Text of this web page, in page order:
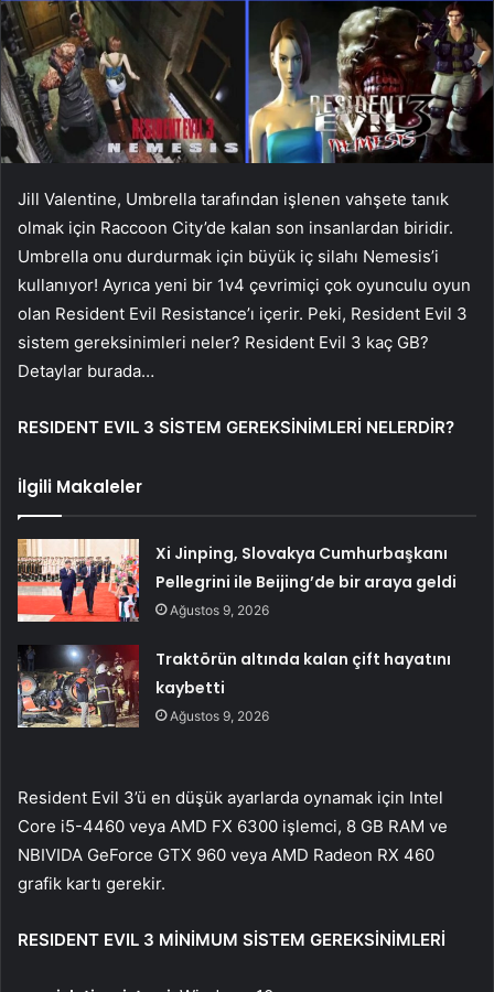
Jill Valentine, Umbrella tarafından işlenen vahşete tanık
olmak için Raccoon City’de kalan son insanlardan biridir.
Umbrella onu durdurmak için büyük iç silahı Nemesis’i
kullanıyor! Ayrıca yeni bir 1v4 çevrimiçi çok oyunculu oyun
olan Resident Evil Resistance’ı içerir. Peki, Resident Evil 3
sistem gereksinimleri neler? Resident Evil 3 kaç GB?
Detaylar burada…
RESIDENT EVIL 3 SİSTEM GEREKSİNİMLERİ NELERDİR?
İlgili Makaleler
Xi Jinping, Slovakya Cumhurbaşkanı
Pellegrini ile Beijing’de bir araya geldi
Ağustos 9, 2026
Traktörün altında kalan çift hayatını
kaybetti
Ağustos 9, 2026
Resident Evil 3’ü en düşük ayarlarda oynamak için Intel
Core i5-4460 veya AMD FX 6300 işlemci, 8 GB RAM ve
NBIVIDA GeForce GTX 960 veya AMD Radeon RX 460
grafik kartı gerekir.
RESIDENT EVIL 3 MİNİMUM SİSTEM GEREKSİNİMLERİ